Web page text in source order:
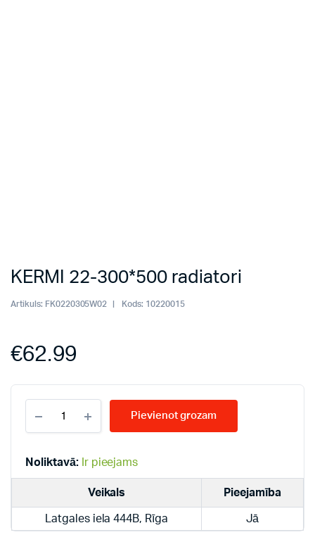
KERMI 22-300*500 radiatori
Artikuls: FK0220305W02 Kods: 10220015
€62.99
300*500
quantity
Pievienot grozam
Noliktavā: Ir pieejams
Veikals Pieejamība
Latgales iela 444B, Rīga Jā